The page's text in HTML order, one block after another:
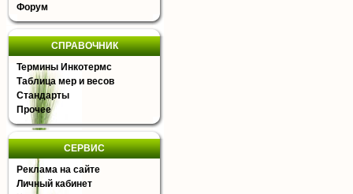
Форум
СПРАВОЧНИК
Термины Инкотермс
Таблица мер и весов
Стандарты
Прочее
СЕРВИС
Реклама на сайте
Личный кабинет